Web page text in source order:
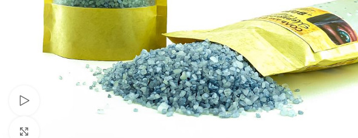
Смотреть видео